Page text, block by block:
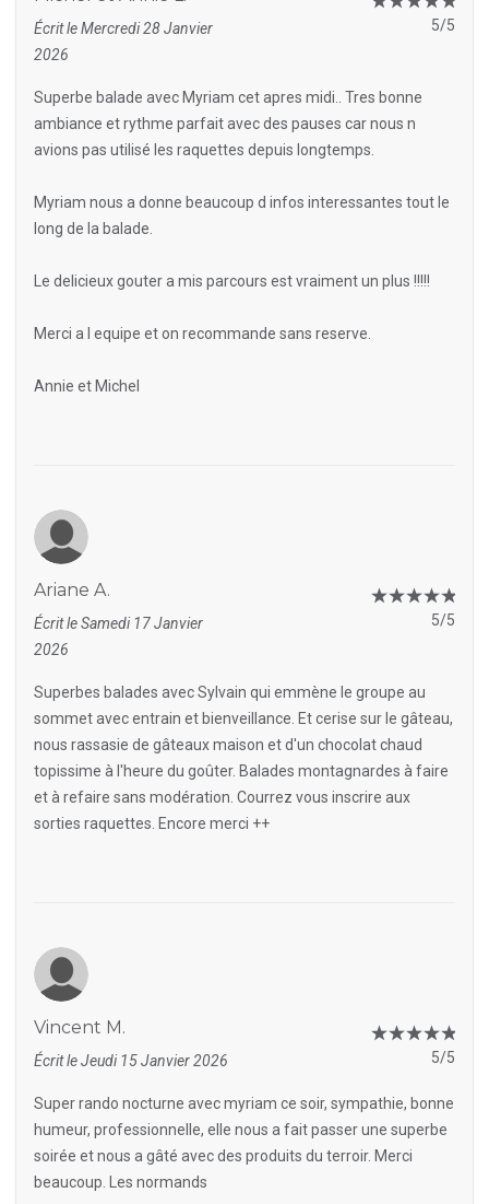
Écrit le Mercredi 28 Janvier
2026
5/5
Superbe balade avec Myriam cet apres midi.. Tres bonne
ambiance et rythme parfait avec des pauses car nous n
avions pas utilisé les raquettes depuis longtemps.
Myriam nous a donne beaucoup d infos interessantes tout le
long de la balade.
Le delicieux gouter a mis parcours est vraiment un plus !!!!!
Merci a l equipe et on recommande sans reserve.
Annie et Michel
Ariane A.
Écrit le Samedi 17 Janvier
2026
5/5
Superbes balades avec Sylvain qui emmène le groupe au
sommet avec entrain et bienveillance. Et cerise sur le gâteau,
nous rassasie de gâteaux maison et d'un chocolat chaud
topissime à l'heure du goûter. Balades montagnardes à faire
et à refaire sans modération. Courrez vous inscrire aux
sorties raquettes. Encore merci ++
Vincent M.
Écrit le Jeudi 15 Janvier 2026 5/5
Super rando nocturne avec myriam ce soir, sympathie, bonne
humeur, professionnelle, elle nous a fait passer une superbe
soirée et nous a gâté avec des produits du terroir. Merci
beaucoup. Les normands